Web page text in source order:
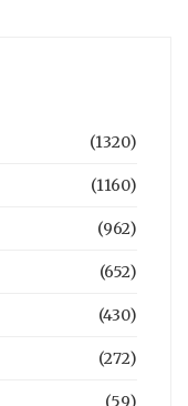
(1320)
(1160)
(962)
(652)
(430)
(272)
(59)